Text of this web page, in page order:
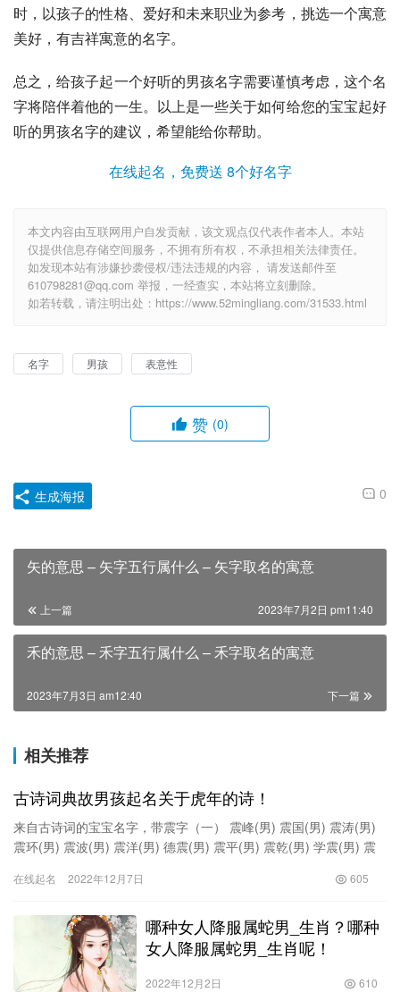
时，以孩子的性格、爱好和未来职业为参考，挑选一个寓意
美好，有吉祥寓意的名字。
总之，给孩子起一个好听的男孩名字需要谨慎考虑，这个名
字将陪伴着他的一生。以上是一些关于如何给您的宝宝起好
听的男孩名字的建议，希望能给你帮助。
在线起名，免费送 8个好名字
本文内容由互联网用户自发贡献，该文观点仅代表作者本人。本站
仅提供信息存储空间服务，不拥有所有权，不承担相关法律责任。
如发现本站有涉嫌抄袭侵权/违法违规的内容， 请发送邮件至
610798281@qq.com 举报，一经查实，本站将立刻删除。
如若转载，请注明出处：https://www.52mingliang.com/31533.html
名字 男孩 表意性
赞 (0)
0
生成海报
矢的意思 – 矢字五行属什么 – 矢字取名的寓意
上一篇 2023年7月2日 pm11:40
禾的意思 – 禾字五行属什么 – 禾字取名的寓意
下一篇
2023年7月3日 am12:40
相关推荐
古诗词典故男孩起名关于虎年的诗！
来自古诗词的宝宝名字，带震字（一） 震峰(男) 震国(男) 震涛(男)
震环(男) 震波(男) 震洋(男) 德震(男) 震平(男) 震乾(男) 学震(男) 震
在线起名 2022年12月7日 605
哪种女人降服属蛇男_生肖？哪种
女人降服属蛇男_生肖呢！
2022年12月2日 610